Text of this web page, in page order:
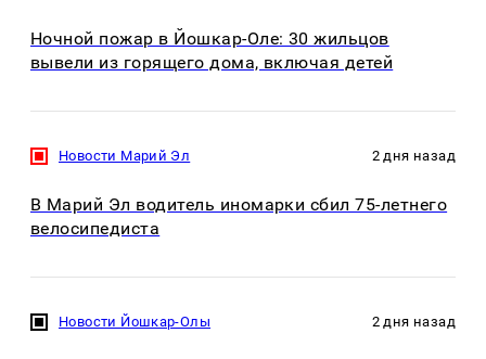
Ночной пожар в Йошкар-Оле: 30 жильцов
вывели из горящего дома, включая детей
Новости Марий Эл 2 дня назад
В Марий Эл водитель иномарки сбил 75-летнего
велосипедиста
Новости Йошкар-Олы 2 дня назад